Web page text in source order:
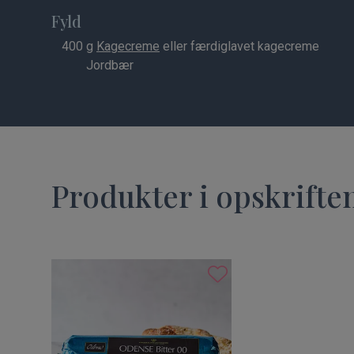
Fyld
400 g Kagecreme eller færdiglavet kagecreme
Jordbær
Produkter i